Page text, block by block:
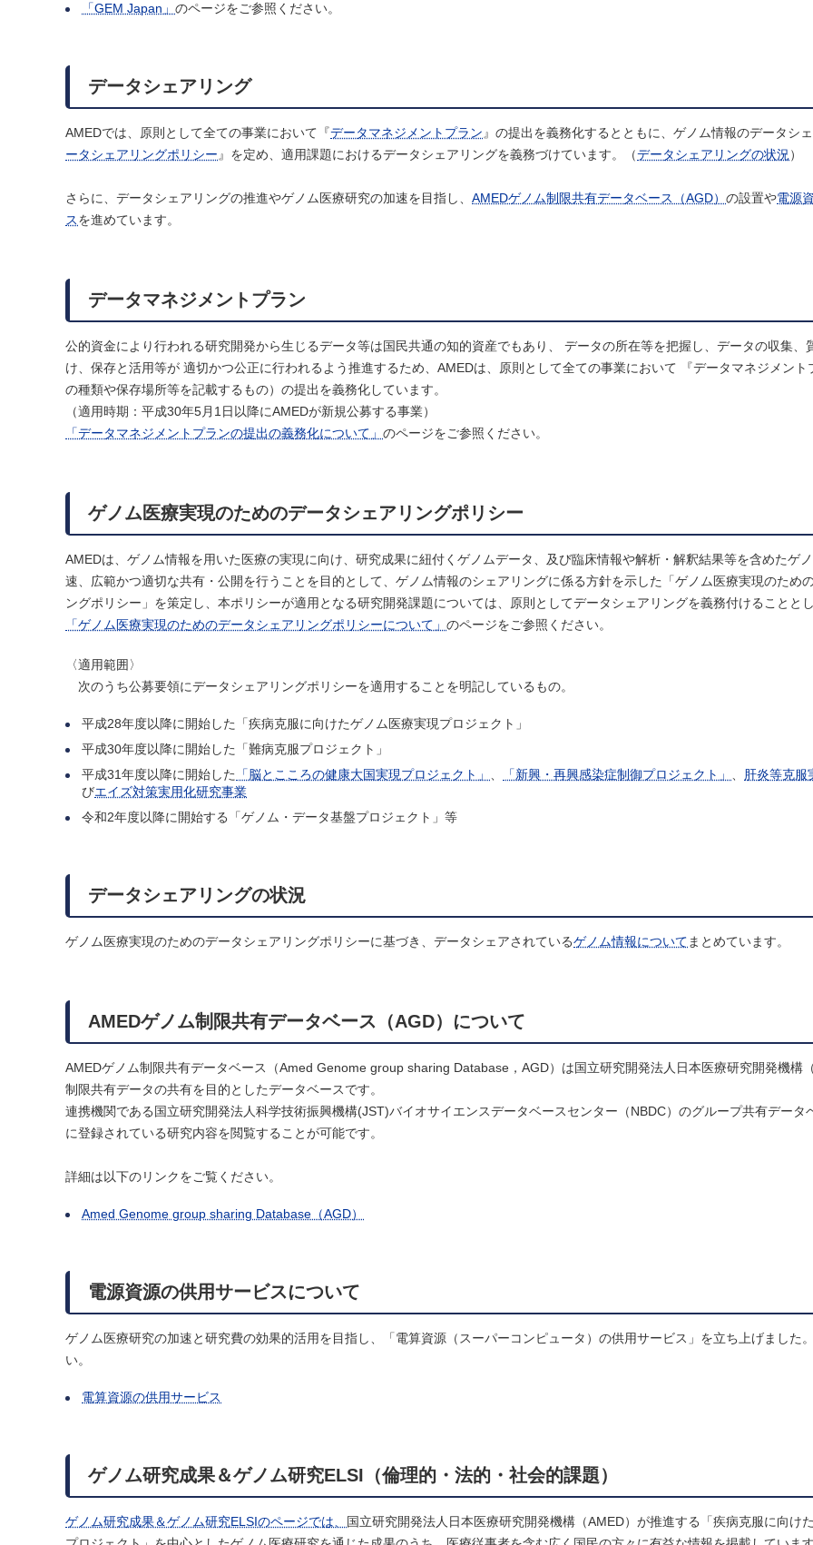
「GEM Japan」 のページをご参照ください。
データシェアリング
AMEDでは、原則として全ての事業において『データマネジメントプラン』の提出を義務化するとともに、ゲノム情報のデータシ
ータシェアリングポリシー』を定め、適用課題におけるデータシェアリングを義務づけています。（データシェアリングの状況）
さらに、データシェアリングの推進やゲノム医療研究の加速を目指し、 AMEDゲノム制限共有データベース（AGD） の設置や電源
スを進めています。
データマネジメントプラン
公的資金により行われる研究開発から生じるデータ等は国民共通の知的資産でもあり、 データの所在等を把握し、データの収集、
け、保存と活用等が 適切かつ公正に行われるよう推進するため、AMEDは、原則として全ての事業において 『データマネジメント
の種類や保存場所等を記載するもの）の提出を義務化しています。
（適用時期：平成30年5月1日以降にAMEDが新規公募する事業）
「データマネジメントプランの提出の義務化について」 のページをご参照ください。
ゲノム医療実現のためのデータシェアリングポリシー
AMEDは、ゲノム情報を用いた医療の実現に向け、研究成果に紐付くゲノムデータ、及び臨床情報や解析・解釈結果等を含めたゲ
速、広範かつ適切な共有・公開を行うことを目的として、ゲノム情報のシェアリングに係る方針を示した「ゲノム医療実現のため
ングポリシー」を策定し、本ポリシーが適用となる研究開発課題については、原則としてデータシェアリングを義務付けることとし
「ゲノム医療実現のためのデータシェアリングポリシーについて」 のページをご参照ください。
〈適用範囲〉
次のうち公募要領にデータシェアリングポリシーを適用することを明記しているもの。
平成28年度以降に開始した「疾病克服に向けたゲノム医療実現プロジェクト」
平成30年度以降に開始した「難病克服プロジェクト」
平成31年度以降に開始した
「脳とこころの健康大国実現プロジェクト」 、 「新興・再興感染症制御プロジェクト」 、 肝炎等克服
びエイズ対策実用化研究事業
令和2年度以降に開始する「ゲノム・データ基盤プロジェクト」等
データシェアリングの状況
ゲノム医療実現のためのデータシェアリングポリシーに基づき、データシェアされているゲノム情報についてまとめています。
AMEDゲノム制限共有データベース（AGD）について
AMEDゲノム制限共有データベース（Amed Genome group sharing Database，AGD）は国立研究開発法人日本医療研究開発機構
制限共有データの共有を目的としたデータベースです。
連携機関である国立研究開発法人科学技術振興機構(JST)バイオサイエンスデータベースセンター（NBDC）のグループ共有データ
に登録されている研究内容を閲覧することが可能です。
詳細は以下のリンクをご覧ください。
Amed Genome group sharing Database（AGD）
電源資源の供用サービスについて
ゲノム医療研究の加速と研究費の効果的活用を目指し、「電算資源（スーパーコンピュータ）の供用サービス」を立ち上げました
い。
電算資源の供用サービス
ゲノム研究成果＆ゲノム研究ELSI（倫理的・法的・社会的課題）
ゲノム研究成果＆ゲノム研究ELSIのページでは、
国立研究開発法人日本医療研究開発機構（AMED）が推進する「疾病克服に向け